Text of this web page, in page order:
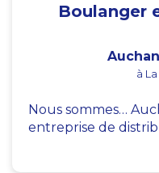
Boulanger
à
Nous sommes…
entreprise de